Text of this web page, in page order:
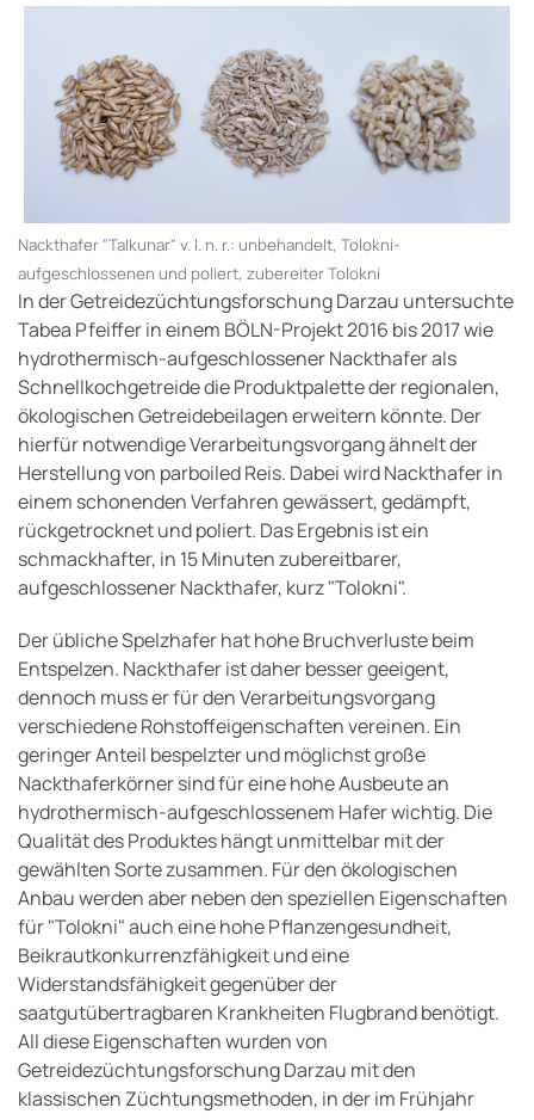
Nackthafer "Talkunar" v. l. n. r.: unbehandelt, Tolokni-
aufgeschlossenen und poliert, zubereiter Tolokni
In der Getreidezüchtungsforschung Darzau untersuchte
Tabea Pfeiffer in einem BÖLN-Projekt 2016 bis 2017 wie
hydrothermisch-aufgeschlossener Nackthafer als
Schnellkochgetreide die Produktpalette der regionalen,
ökologischen Getreidebeilagen erweitern könnte. Der
hierfür notwendige Verarbeitungsvorgang ähnelt der
Herstellung von parboiled Reis. Dabei wird Nackthafer in
einem schonenden Verfahren gewässert, gedämpft,
rückgetrocknet und poliert. Das Ergebnis ist ein
schmackhafter, in 15 Minuten zubereitbarer,
aufgeschlossener Nackthafer, kurz "Tolokni".
Der übliche Spelzhafer hat hohe Bruchverluste beim
Entspelzen. Nackthafer ist daher besser geeigent,
dennoch muss er für den Verarbeitungsvorgang
verschiedene Rohstoffeigenschaften vereinen. Ein
geringer Anteil bespelzter und möglichst große
Nackthaferkörner sind für eine hohe Ausbeute an
hydrothermisch-aufgeschlossenem Hafer wichtig. Die
Qualität des Produktes hängt unmittelbar mit der
gewählten Sorte zusammen. Für den ökologischen
Anbau werden aber neben den speziellen Eigenschaften
für "Tolokni" auch eine hohe Pflanzengesundheit,
Beikrautkonkurrenzfähigkeit und eine
Widerstandsfähigkeit gegenüber der
saatgutübertragbaren Krankheiten Flugbrand benötigt.
All diese Eigenschaften wurden von
Getreidezüchtungsforschung Darzau mit den
klassischen Züchtungsmethoden, in der im Frühjahr